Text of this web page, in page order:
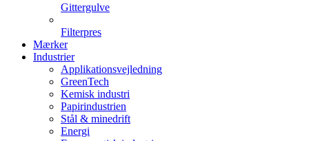
Gittergulve
Filterpres
Mærker
Industrier
Applikationsvejledning
GreenTech
Kemisk industri
Papirindustrien
Stål & minedrift
Energi